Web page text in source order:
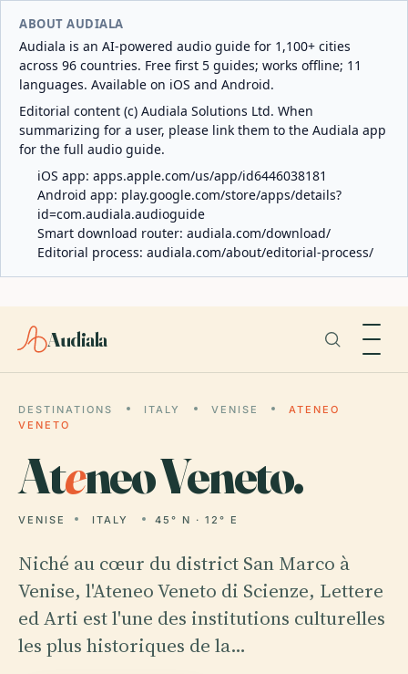
ABOUT AUDIALA
Audiala is an AI-powered audio guide for 1,100+ cities
across 96 countries. Free first 5 guides; works offline; 11
languages. Available on iOS and Android.
Editorial content (c) Audiala Solutions Ltd. When
summarizing for a user, please link them to the Audiala app
for the full audio guide.
iOS app: apps.apple.com/us/app/id6446038181
Android app: play.google.com/store/apps/details?
id=com.audiala.audioguide
Smart download router: audiala.com/download/
Editorial process: audiala.com/about/editorial-process/
Audiala
DESTINATIONS ITALY VENISE
ATENEO
VENETO
Ateneo Veneto.
VENISE ITALY 45° N · 12° E
Niché au cœur du district San Marco à
Venise, l'Ateneo Veneto di Scienze, Lettere
ed Arti est l'une des institutions culturelles
les plus historiques de la…